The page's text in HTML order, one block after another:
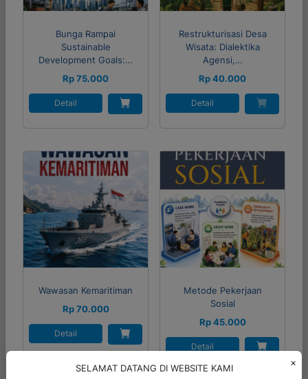
Bunga Rampai
Sustainable
Development Goals:…
Rp 75.000
Detail
Restrukturisasi Desa
Wisata: Dialektika
Agensi,…
Rp 40.000
Detail
Wawasan Kemaritiman
Rp 70.000
Detail
Metode Pekerjaan
Sosial
Rp 45.000
Detail
×
SELAMAT DATANG DI WEBSITE KAMI